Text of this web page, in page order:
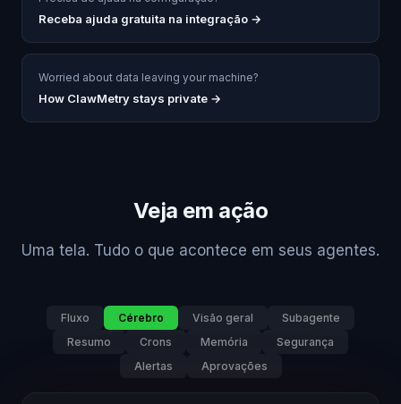
Receba ajuda gratuita na integração →
Worried about data leaving your machine?
How ClawMetry stays private →
Veja em ação
Uma tela. Tudo o que acontece em seus agentes.
Fluxo Cérebro Visão geral
Subagente
Resumo
Crons Memória
Segurança
Alertas
Aprovações